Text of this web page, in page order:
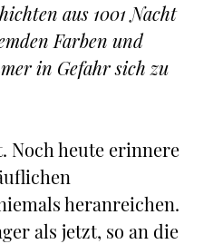
aus 1001 Nacht
Farben und
in Gefahr sich zu
Noch heute erinnere
heranreichen.
als jetzt, so an die